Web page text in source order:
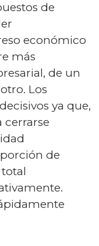
de
económico
más
de un
Los
ya que,
cerrarse
de